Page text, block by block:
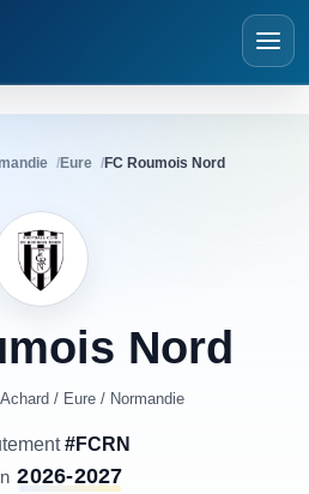
Eure FC Roumois Nord
Nord
/ Eure/ Normandie
#FCRN
2026-2027